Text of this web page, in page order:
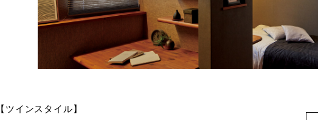
【ツインスタイル】